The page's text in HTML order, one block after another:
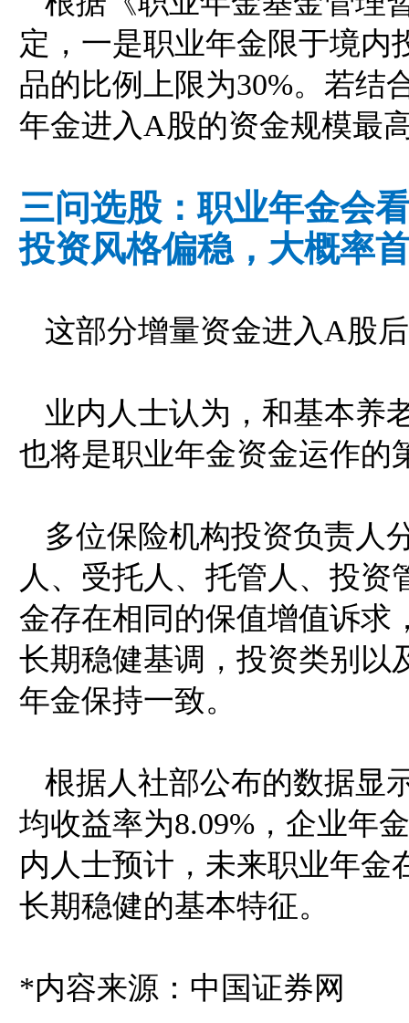
定，一是职业年金限于境内
品的比例上限为30%。若结
年金进入A股的资金规模最
三问选股：职业年金会
投资风格偏稳，大概率
这部分增量资金进入A股
业内人士认为，和基本养
也将是职业年金资金运作的
多位保险机构投资负责人
人、受托人、托管人、投
金存在相同的保值增值诉求
长期稳健基调，投资类别以
年金保持一致。
根据人社部公布的数据显
均收益率为8.09%，企业年
内人士预计，未来职业年金
长期稳健的基本特征。
*内容来源：中国证券网